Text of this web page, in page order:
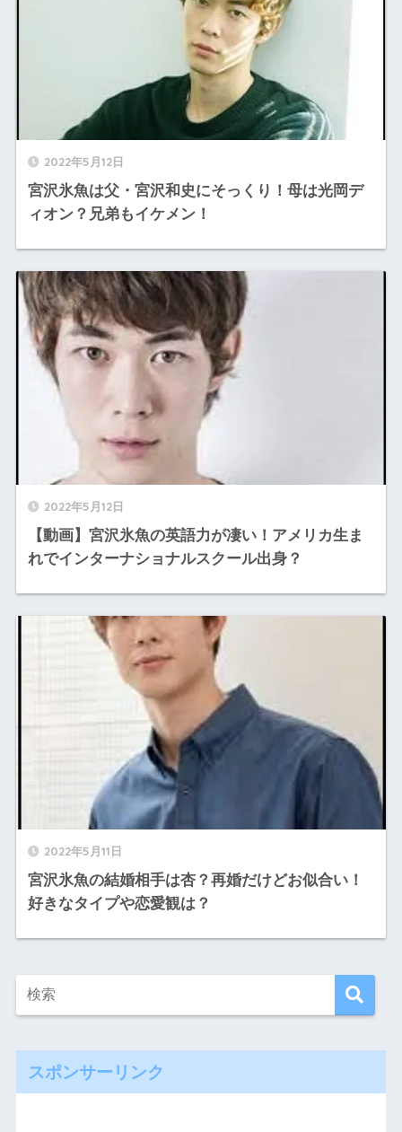
2022年5月12日
宮沢氷魚は父・宮沢和史にそっくり！母は光岡デ
ィオン？兄弟もイケメン！
2022年5月12日
【動画】宮沢氷魚の英語力が凄い！アメリカ生ま
れでインターナショナルスクール出身？
2022年5月11日
宮沢氷魚の結婚相手は杏？再婚だけどお似合い！
好きなタイプや恋愛観は？
スポンサーリンク